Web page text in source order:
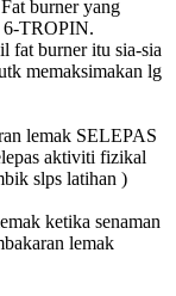
burner yang
6-TROPIN.
fat burner itu sia-sia
memaksimakan lg
lemak SELEPAS
aktiviti fizikal
slps latihan )
ketika senaman
lemak